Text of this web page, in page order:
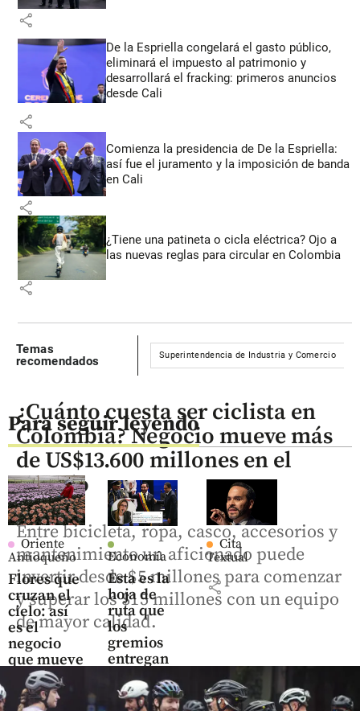
share
De la Espriella congelará el gasto público,
eliminará el impuesto al patrimonio y
desarrollará el fracking: primeros anuncios
desde Cali
share
Comienza la presidencia de De la Espriella:
así fue el juramento y la imposición de banda
en Cali
share
¿Tiene una patineta o cicla eléctrica? Ojo a
las nuevas reglas para circular en Colombia
share
Temas
recomendados
Superintendencia de Industria y Comercio
Para seguir leyendo
Oriente
Antioqueño
Flores que
cruzan el
cielo: así
es el
negocio
que mueve
US$ 380
millones
Economía
Esta es la
hoja de
ruta que
los
gremios
entregan
Gobierno
De la
Cita
Textual
share
¿Cuánto cuesta ser ciclista en
Colombia? Negocio mueve más
de US$13.600 millones en el
mundo
Entre bicicleta, ropa, casco, accesorios y
mantenimiento un aficionado puede
invertir desde $5 millones para comenzar
y superar los $15 millones con un equipo
de mayor calidad.